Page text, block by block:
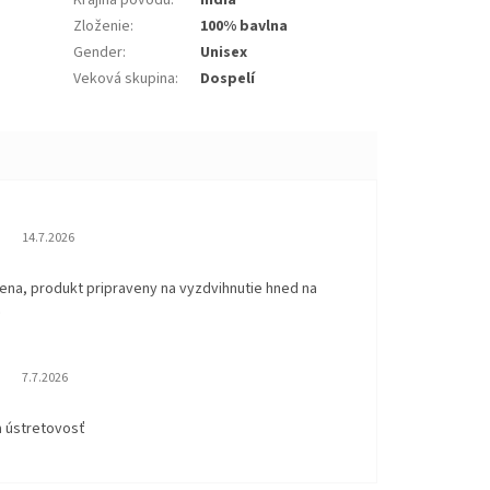
Zloženie:
100% bavlna
Gender:
Unisex
Veková skupina: Dospelí
Hodnotenie obchodu je 5 z 5 hviezdičiek.
14.7.2026
produkt pripraveny na vyzdvihnutie hned na
Hodnotenie obchodu je 5 z 5 hviezdičiek.
7.7.2026
ústretovosť